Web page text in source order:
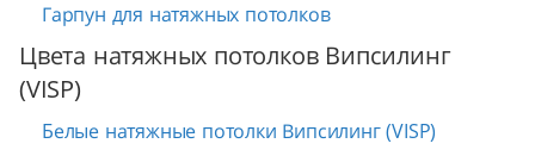
Гарпун для натяжных потолков
Цвета натяжных потолков Випсилинг
(VISP)
Белые натяжные потолки Випсилинг (VISP)